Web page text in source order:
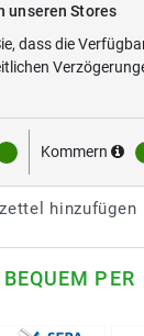
unseren Stores
dass die
Kommern
hinzufügen
PER